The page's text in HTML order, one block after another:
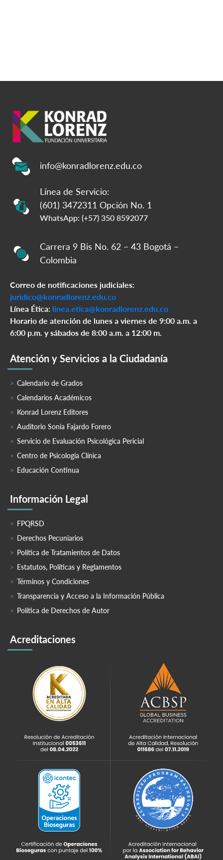
info@konradlorenz.edu.co
Línea de Servicio:
(601) 3472311 Opción No. 1
WhatsApp: (+57) 350 8592077
Carrera 9 Bis No. 62 – 43 Bogotá –
Colombia
Correo de notificaciones judiciales:
juridico@konradlorenz.edu.co
Línea Ética: linea.etica@konradlorenz.edu.co
Horario de atención de lunes a viernes de 9:00 a.m. a
6:00 p.m. y sábados de 8:00 a.m. a 12:00 m.
Atención y Servicios a la Ciudadanía
Calendario de Grados
Calendarios Académicos
Konrad Lorenz Editores
Auditorio Sonia Fajardo Forero
Servicio de Evaluación Psicológica Pericial
Centro de Psicología Clínica
Educación Continua
Información Legal
FPQRSD
Derechos Pecuniarios
Política de Tratamientos de Datos
Estatutos, Políticas y Reglamentos
Términos y Condiciones
Transparencia y Acceso a la Información Pública
Política de Derechos de Autor
Acreditaciones